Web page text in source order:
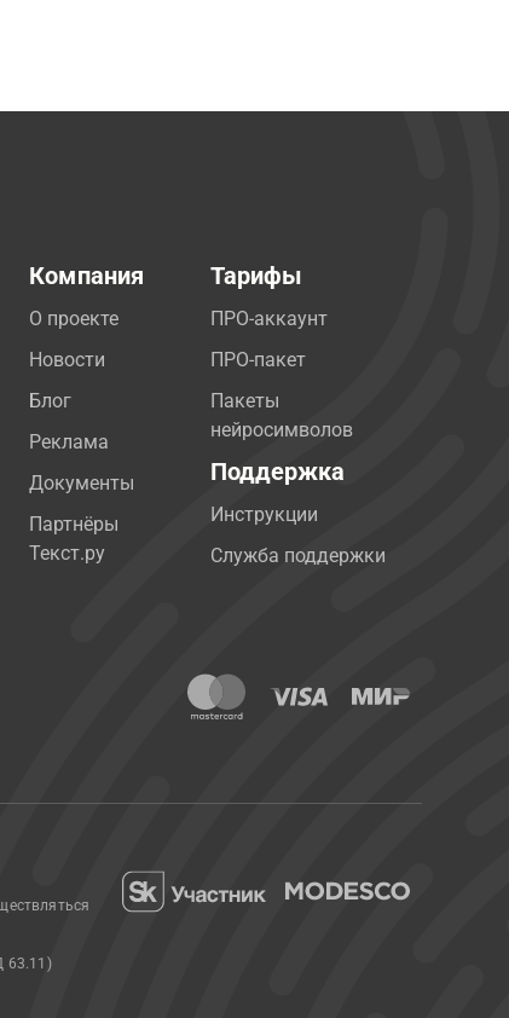
Компания
О проекте
Новости
Блог
Реклама
Документы
Партнёры
Текст.ру
Тарифы
ПРО-аккаунт
ПРО-пакет
Пакеты
нейросимволов
Поддержка
Инструкции
Служба поддержки
63.11)